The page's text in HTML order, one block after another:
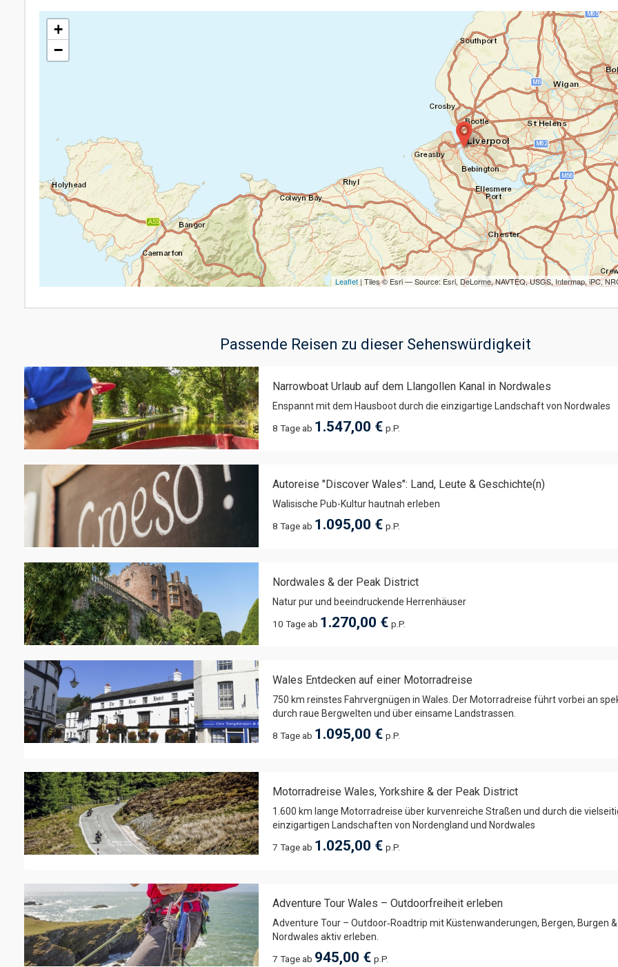
+
−
Leaflet | Tiles © Esri — Source: Esri, DeLorme, NAVTEQ, USGS, Intermap, iPC,
Passende Reisen zu dieser Sehenswürdigkeit
Narrowboat Urlaub auf dem Llangollen Kanal in Nordwales
Enspannt mit dem Hausboot durch die einzigartige Landschaft von Nordwales
8 Tage ab 1.547,00 € p.P.
Autoreise "Discover Wales": Land, Leute & Geschichte(n)
Walisische Pub-Kultur hautnah erleben
8 Tage ab 1.095,00 € p.P.
Nordwales & der Peak District
Natur pur und beeindruckende Herrenhäuser
10 Tage ab 1.270,00 € p.P.
Wales Entdecken auf einer Motorradreise
750 km reinstes Fahrvergnügen in Wales. Der Motorradreise führt vorbei an
durch raue Bergwelten und über einsame Landstrassen.
8 Tage ab 1.095,00 € p.P.
Motorradreise Wales, Yorkshire & der Peak District
1.600 km lange Motorradreise über kurvenreiche Straßen und durch die
einzigartigen Landschaften von Nordengland und Nordwales
7 Tage ab 1.025,00 € p.P.
Adventure Tour Wales – Outdoorfreiheit erleben
Adventure Tour – Outdoor‑Roadtrip mit Küstenwanderungen, Bergen, Burgen
Nordwales aktiv erleben.
7 Tage ab 945,00 € p.P.